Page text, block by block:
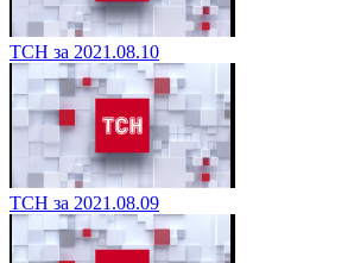
ТСН за 2021.08.10
ТСН за 2021.08.09